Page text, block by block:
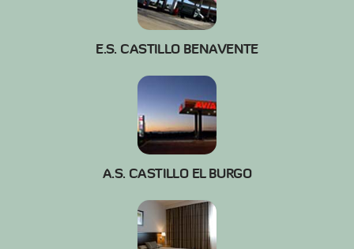
E.S. CASTILLO BENAVENTE
A.S. CASTILLO EL BURGO